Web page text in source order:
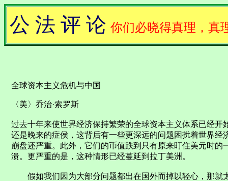
公 法 评 论 你们必晓得真理，真
全球资本主义危机与中国
〈美〉乔治·索罗斯
过去十年来使世界经济保持繁荣的全球资本主义体系已经
还是晚来的症侯，这背后有一些更深远的问题困扰着世界经
崩盘还严重。此外，它们的币值跌到只有原来盯住美元时
溃。更严重的是，这种情形已经蔓延到拉丁美洲。
假如我们因为大部分问题都出在国外而掉以轻心，那就